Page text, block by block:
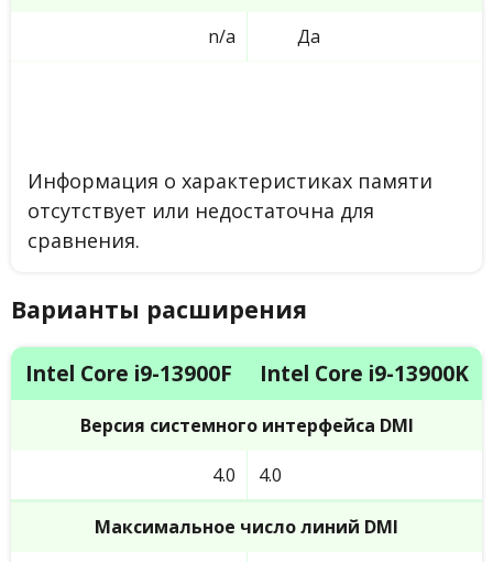
n/a Да
Информация о характеристиках памяти
отсутствует или недостаточна для
сравнения.
Варианты расширения
Intel Core i9-13900F Intel Core i9-13900K
Версия системного интерфейса DMI
4.0 4.0
Максимальное число линий DMI